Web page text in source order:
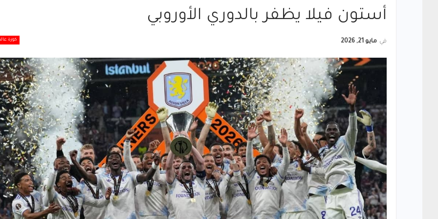
أستون فيلا يظفر بالدوري الأوروبي
كورة في مايو 21, 2026